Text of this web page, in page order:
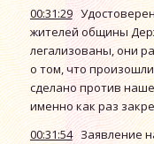
00:31:29
жителей общины
легализованы, они
о том, что
сделано против
именно как раз
00:31:54Заявление